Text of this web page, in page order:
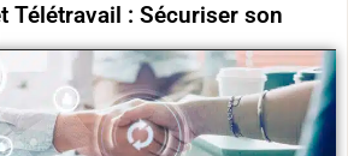
Télétravail : Sécuriser son